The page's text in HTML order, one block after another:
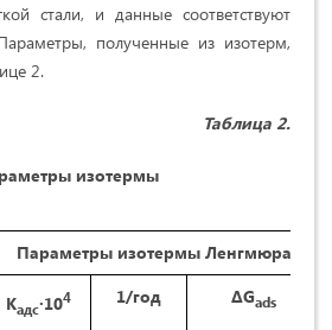
стали, и данные соответствуют
полученные из изотерм,
2.
Таблица 2.
изотермы
Параметры изотермы Ленгмюра
Кадс∙104 1/год ∆Gads